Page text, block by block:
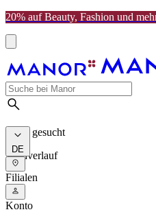
20% auf Beauty, Fashion und
Meist gesucht
Suchverlauf
DE
Filialen
Konto